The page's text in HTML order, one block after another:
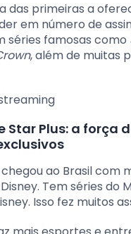
das primeiras a
em número de
séries famosas como
, além de muitas
Star Plus: a força
chegou ao Brasil com
Tem séries do
Isso fez muitos